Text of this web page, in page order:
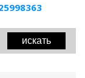
искать